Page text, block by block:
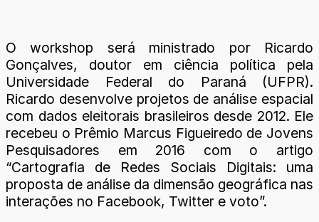
O workshop será ministrado por Ricardo
Gonçalves, doutor em ciência política pela
Universidade Federal do Paraná (UFPR).
Ricardo desenvolve projetos de análise espacial
com dados eleitorais brasileiros desde 2012. Ele
recebeu o Prêmio Marcus Figueiredo de Jovens
Pesquisadores em 2016 com o artigo
“Cartografia de Redes Sociais Digitais: uma
proposta de análise da dimensão geográfica nas
interações no Facebook, Twitter e voto”.